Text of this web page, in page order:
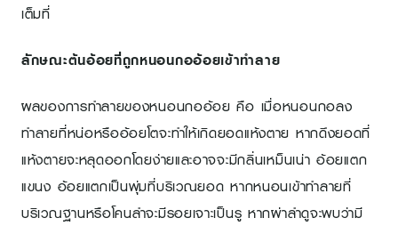
เต็มที่
ลักษณะต้นอ้อยที่ถูกหนอนกออ้อยเข้าทำลาย
ผลของการทำลายของหนอนกออ้อย คือ เมื่อหนอนกอลง
ทำลายที่หน่อหรืออ้อยโตจะทำให้เกิดยอดแห้งตาย หากดึงยอดที่
แห้งตายจะหลุดออกโดยง่ายและอาจจะมีกลิ่นเหม็นเน่า อ้อยแตก
แขนง อ้อยแตกเป็นพุ่มที่บริเวณยอด หากหนอนเข้าทำลายที่
บริเวณฐานหรือโคนลำจะมีรอยเจาะเป็นรู หากผ่าลำดูจะพบว่ามี